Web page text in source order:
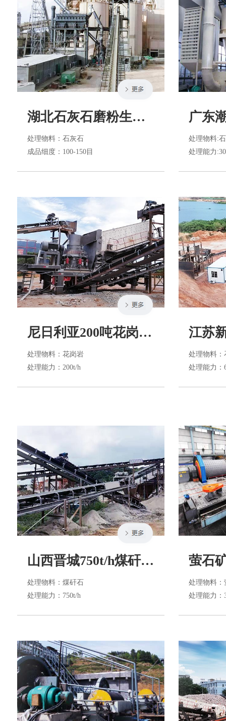
湖北石灰石磨粉生产线
处理物料 ：石灰石
成品细度 ：100-150目
处理物料:
处理能力
尼日利亚200吨花岗岩生产线
处理物料 ：花岗岩
处理能力 ：200t/h
处理物料
处理能力
山西晋城750t/h煤矸石破碎生产线
处理物料 ：煤矸石
处理能力 ：750t/h
萤石
处理物料
处理能力